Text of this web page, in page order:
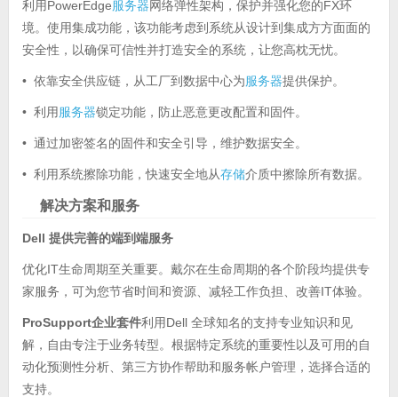
利用PowerEdge服务器网络弹性架构，保护并强化您的FX环
境。使用集成功能，该功能考虑到系统从设计到集成方方面面的
安全性，以确保可信性并打造安全的系统，让您高枕无忧。
• 依靠安全供应链，从工厂到数据中心为服务器提供保护。
• 利用服务器锁定功能，防止恶意更改配置和固件。
• 通过加密签名的固件和安全引导，维护数据安全。
• 利用系统擦除功能，快速安全地从存储介质中擦除所有数据。
解决方案和服务
Dell 提供完善的端到端服务
优化IT生命周期至关重要。戴尔在生命周期的各个阶段均提供专
家服务，可为您节省时间和资源、减轻工作负担、改善IT体验。
ProSupport企业套件利用Dell 全球知名的支持专业知识和见
解，自由专注于业务转型。根据特定系统的重要性以及可用的自
动化预测性分析、第三方协作帮助和服务帐户管理，选择合适的
支持。